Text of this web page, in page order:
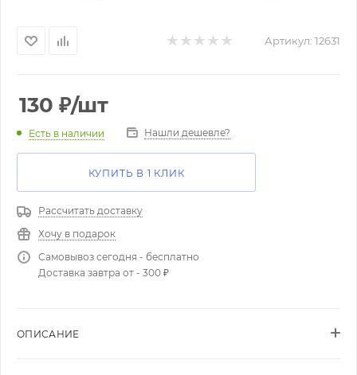
Артикул: 12631
130 ₽/шт
Есть в наличии Нашли дешевле?
КУПИТЬ В 1 КЛИК
Рассчитать доставку
Хочу в подарок
Самовывоз сегодня - бесплатно
Доставка завтра от - 300 ₽
ОПИСАНИЕ